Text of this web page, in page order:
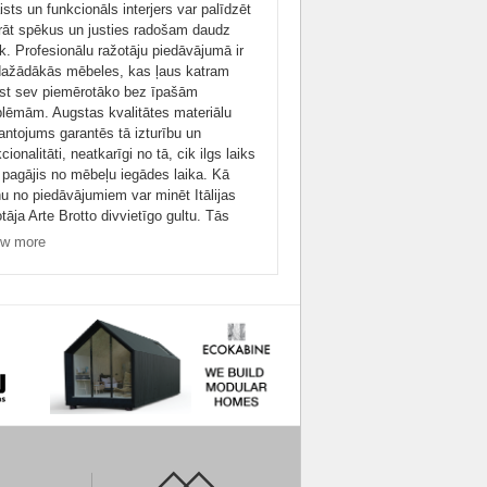
un funkcionāls interjers var palīdzēt
spēkus un justies radošam daudz
Profesionālu ražotāju piedāvājumā ir
mēbeles, kas ļaus katram
sev piemērotāko bez īpašām
Augstas kvalitātes materiālu
garantēs tā izturību un
neatkarīgi no tā, cik ilgs laiks
pagājis no mēbeļu iegādes laika. Kā
no piedāvājumiem var minēt Itālijas
Arte Brotto divvietīgo gultu. Tās
koka konstrukcija nodrošina
tā kā tai nav nepatīkamu sāna
vienkārši izlaižamā dīvānā. Nedaudz
veida ir kompānijas Wittmann
gulta. Tā rada mūsdienīgu sajūtu un
smagnēja. Šāds risinājums lieliski
salīdzinoši mazās guļamistabās.
var atrast arī Limo, Vogue,
more